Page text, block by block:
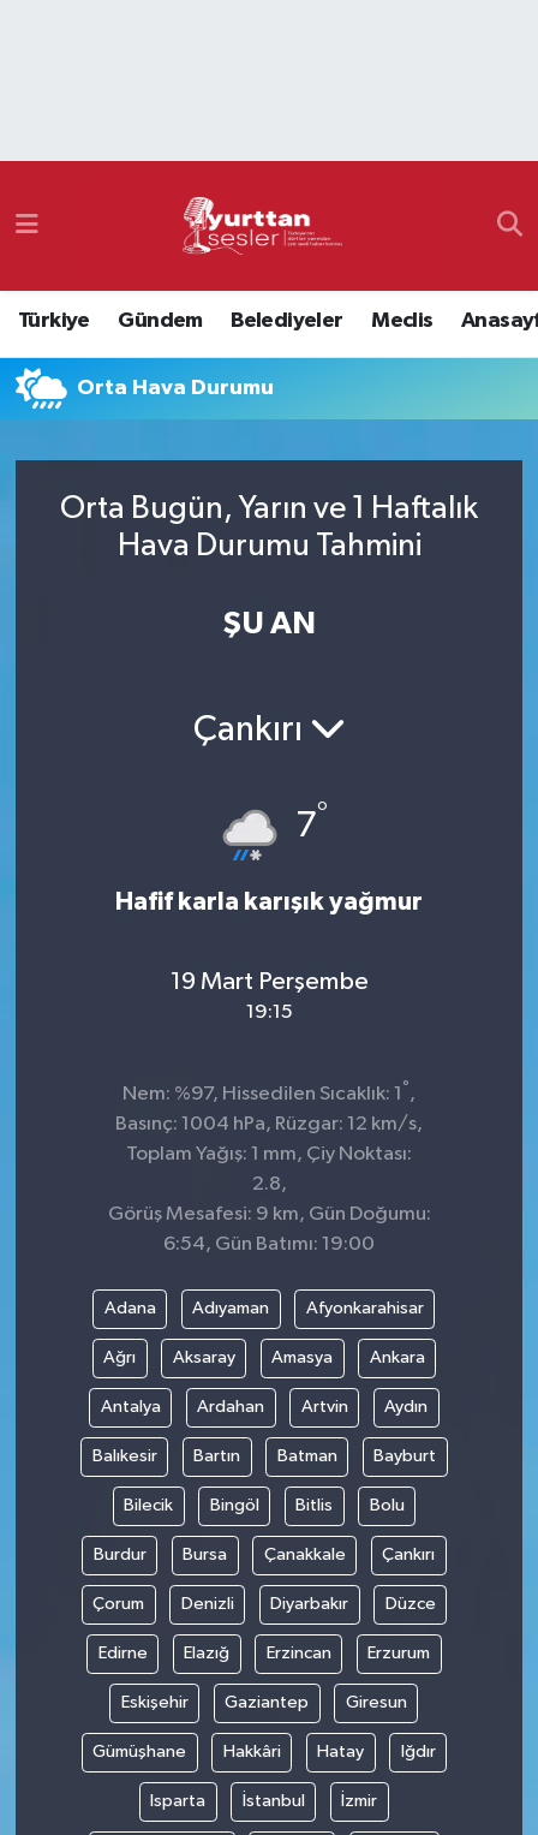
Türkiye Gündem Belediyeler Meclis
Orta Hava Durumu
Orta Bugün, Yarın ve 1 Haftalık
Hava Durumu Tahmini
ŞU AN
Çankırı
7°
Hafif karla karışık yağmur
19 Mart Perşembe
19:15
Nem: %97, Hissedilen Sıcaklık: 1 ° ,
Basınç: 1004 hPa, Rüzgar: 12 km/s,
Toplam Yağış: 1 mm, Çiy Noktası:
2.8,
Görüş Mesafesi: 9 km, Gün Doğumu:
6:54, Gün Batımı: 19:00
Adana Adıyaman Afyonkarahisar
Ağrı Aksaray Amasya Ankara
Antalya Ardahan Artvin Aydın
Balıkesir Bartın Batman Bayburt
Bilecik Bingöl Bitlis Bolu
Burdur Bursa Çanakkale Çankırı
Çorum Denizli Diyarbakır Düzce
Edirne Elazığ Erzincan Erzurum
Eskişehir Gaziantep Giresun
Gümüşhane Hakkâri Hatay Iğdır
Isparta İstanbul İzmir
Namaz Vakitleri
Süper Lig Puan Durumu ve Fikstür
Tüm Manşetler
Son Dakika Haberleri
Haber Arşivi